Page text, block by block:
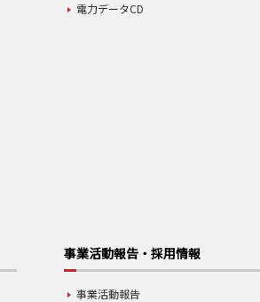
電力データCD
事業活動報告・採用情報
事業活動報告